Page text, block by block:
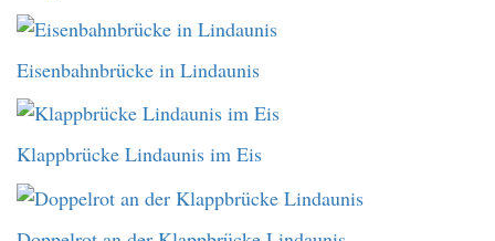
Eisenbahnbrücke in Lindaunis
Klappbrücke Lindaunis im Eis